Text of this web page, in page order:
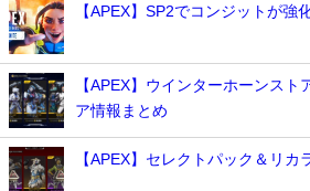
【APEX】SP2でコンジットが強
【APEX】ウインターホーンスト
ア情報まとめ
【APEX】セレクトパック＆リカ